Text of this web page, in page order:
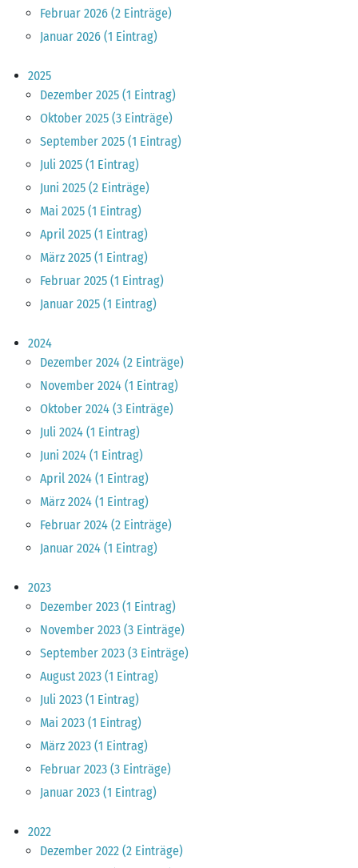
Februar 2026 (2 Einträge)
Januar 2026 (1 Eintrag)
2025
Dezember 2025 (1 Eintrag)
Oktober 2025 (3 Einträge)
September 2025 (1 Eintrag)
Juli 2025 (1 Eintrag)
Juni 2025 (2 Einträge)
Mai 2025 (1 Eintrag)
April 2025 (1 Eintrag)
März 2025 (1 Eintrag)
Februar 2025 (1 Eintrag)
Januar 2025 (1 Eintrag)
2024
Dezember 2024 (2 Einträge)
November 2024 (1 Eintrag)
Oktober 2024 (3 Einträge)
Juli 2024 (1 Eintrag)
Juni 2024 (1 Eintrag)
April 2024 (1 Eintrag)
März 2024 (1 Eintrag)
Februar 2024 (2 Einträge)
Januar 2024 (1 Eintrag)
2023
Dezember 2023 (1 Eintrag)
November 2023 (3 Einträge)
September 2023 (3 Einträge)
August 2023 (1 Eintrag)
Juli 2023 (1 Eintrag)
Mai 2023 (1 Eintrag)
März 2023 (1 Eintrag)
Februar 2023 (3 Einträge)
Januar 2023 (1 Eintrag)
2022
Dezember 2022 (2 Einträge)